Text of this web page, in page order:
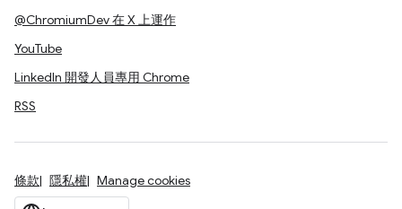
@ChromiumDev 在 X 上運作
YouTube
LinkedIn 開發人員專用 Chrome
RSS
條款 隱私權 Manage cookies